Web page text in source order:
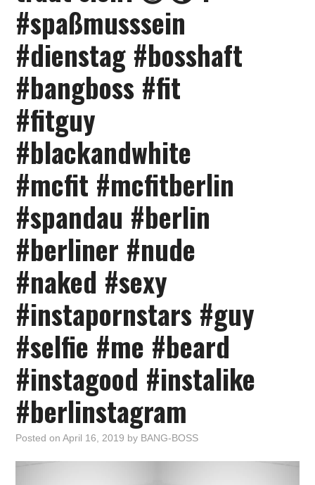
#spaßmusssein
#dienstag #bosshaft
#bangboss #fit
#fitguy
#blackandwhite
#mcfit #mcfitberlin
#spandau #berlin
#berliner #nude
#naked #sexy
#instapornstars #guy
#selfie #me #beard
#instagood #instalike
#berlinstagram
Posted onApril 16, 2019 by BANG-BOSS